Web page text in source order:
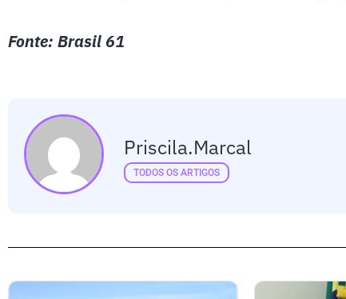
Fonte: Brasil 61
Priscila.marcal
TODOS OS ARTIGOS